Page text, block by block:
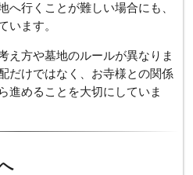
へ行くことが難しい場合にも、
います。
え方や墓地のルールが異なりま
だけではなく、お寺様との関係
進めることを大切にしていま